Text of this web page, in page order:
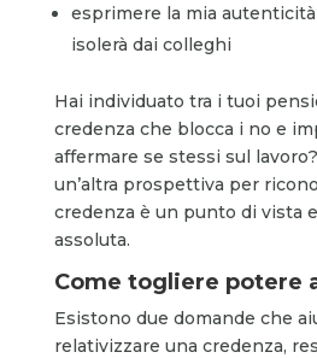
esprimere la mia
isolerà dai colleghi
Hai individuato tra i tuoi
credenza che blocca i no e
affermare se stessi sul
un’altra prospettiva per
credenza è un punto di vista
assoluta.
Come togliere potere
Esistono due domande che
relativizzare una credenza,